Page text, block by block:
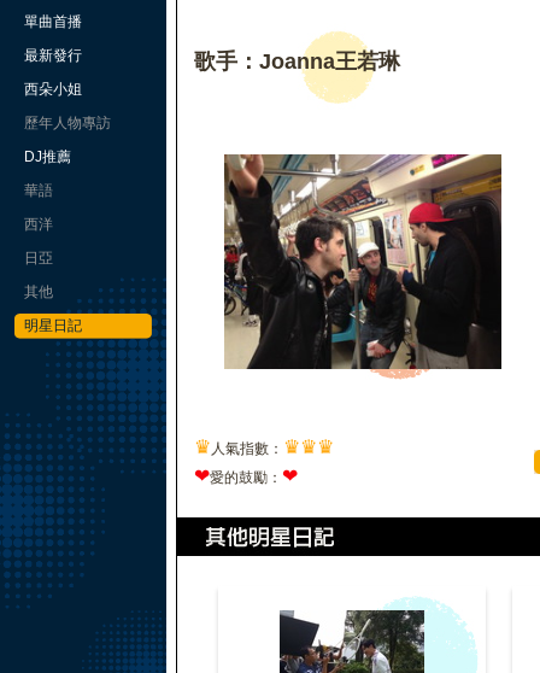
單曲首播
最新發行
西朵小姐
歷年人物專訪
DJ推薦
華語
西洋
日亞
其他
明星日記
歌手：Joanna王若琳
♛ 人氣指數： ♛♛♛
❤愛的鼓勵： ❤